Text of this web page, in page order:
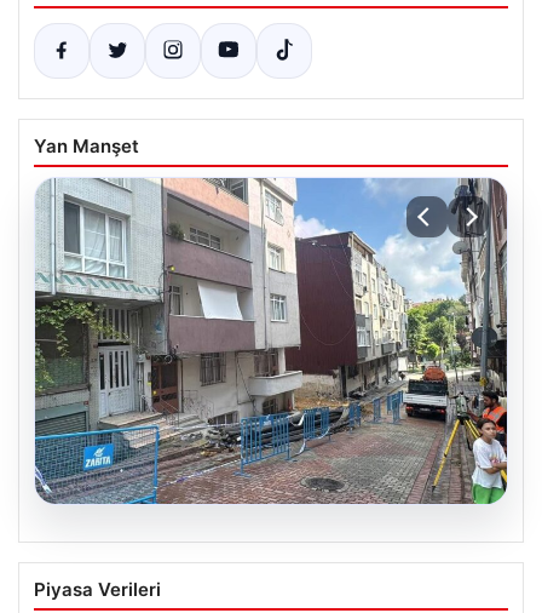
Yan Manşet
Temel kazısı etrafındaki binalara zarar
verdi. 4 bina boşaltıldı
Piyasa Verileri